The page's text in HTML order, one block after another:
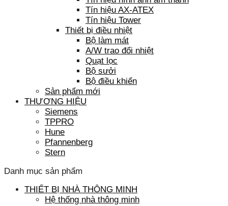
Tín hiệu AX-ATEX
Tín hiệu Tower
Thiết bị điều nhiệt
Bộ làm mát
A/W trao đổi nhiệt
Quạt lọc
Bộ sưởi
Bộ điều khiển
Sản phẩm mới
THƯƠNG HIỆU
Siemens
TPPRO
Hune
Pfannenberg
Stern
Danh mục sản phẩm
THIẾT BỊ NHÀ THÔNG MINH
Hệ thống nhà thông minh